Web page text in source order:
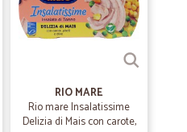
qui. Mi evita di sprecare tempo e
RIO MARE
Rio mare Insalatissime
Delizia di Mais con carote,